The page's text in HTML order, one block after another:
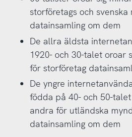
storföretags och
datainsamling om dem
De allra äldsta
1920- och 30-talet oroar
för storföretag
De yngre
födda på 40- och 50-
andra för utländska
datainsamling om dem